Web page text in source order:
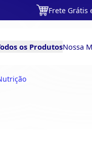
Frete Grátis
os ProdutosNossa